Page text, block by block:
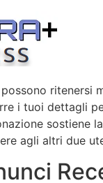
ritenersi
i tuoi dettagli
sostiene
agli altri due